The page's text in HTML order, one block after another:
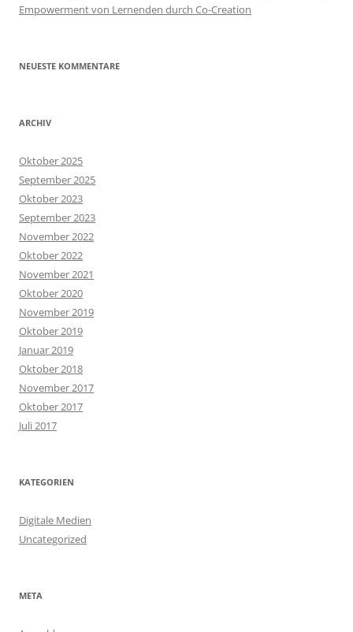
Empowerment von Lernenden durch Co-Creation
NEUESTE KOMMENTARE
ARCHIV
Oktober 2025
September 2025
Oktober 2023
September 2023
November 2022
Oktober 2022
November 2021
Oktober 2020
November 2019
Oktober 2019
Januar 2019
Oktober 2018
November 2017
Oktober 2017
Juli 2017
KATEGORIEN
Digitale Medien
Uncategorized
META